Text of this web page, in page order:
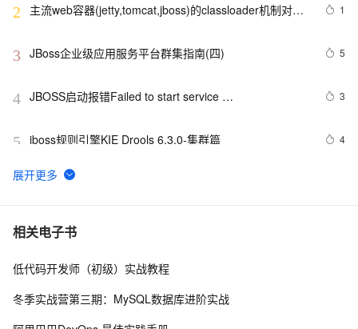
2
主流web容器(jetty,tomcat,jboss)的classloader机制对比
1
3 JBoss企业级应用服务平台群集指南(四) 5
4 JBOSS启动报错Failed to start service
3
5 jboss规则引擎KIE Drools 6.3.0-集群篇 4
6 jboss classloader加载机制
7 Haproxy+Keepalived+Jboss集群实施架构一例
8 jboss规则引擎KIE Drools 6.3.0-高级讲授篇
相关电子书
低代码开发师（初级）实战教程
冬季实战营第三期：MySQL数据库进阶实战